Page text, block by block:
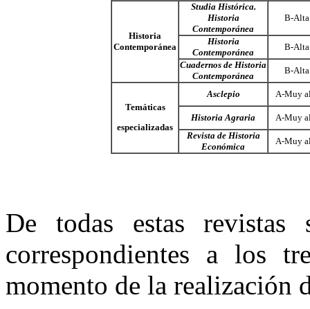
Historia
Contemporánea
Studia Histórica.
Historia
Contemporánea
B-Alta
Historia
Contemporánea
B-Alta
Cuadernos de Historia
Contemporánea
B-Alta
Temáticas
especializadas
Asclepio A-Muy
Historia Agraria
A-Muy
Revista de Historia
Económica
A-Muy
De todas estas revistas
correspondientes a los
momento de la realización